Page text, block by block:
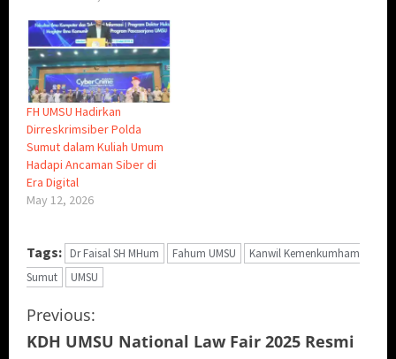
FH UMSU Hadirkan
Dirreskrimsiber Polda
Sumut dalam Kuliah Umum
Hadapi Ancaman Siber di
Era Digital
May 12, 2026
Tags: Dr Faisal SH MHum Fahum UMSU
Kanwil Kemenkumham
Sumut
UMSU
C
Previous:
KDH UMSU National Law Fair 2025 Resmi